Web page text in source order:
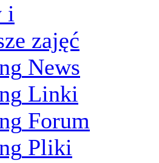
i
zajęć
News
Linki
Forum
Pliki